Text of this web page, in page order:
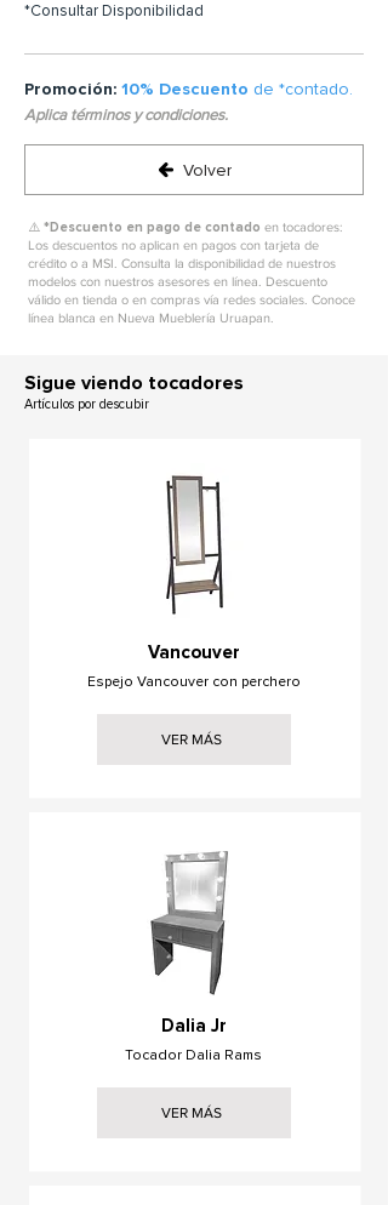
*Consultar Disponibilidad
Promoción: 10% Descuento de *contado.
Aplica términos y condiciones.
Volver
⚠️ *Descuento en pago de contado en tocadores:
Los descuentos no aplican en pagos con tarjeta de
crédito o a MSI. Consulta la disponibilidad de nuestros
modelos con nuestros asesores en línea. Descuento
válido en tienda o en compras vía redes sociales. Conoce
línea blanca en Nueva Mueblería Uruapan.
Sigue viendo tocadores
Artículos por descubir
Vancouver
Espejo Vancouver con perchero
VER MÁS
Dalia Jr
Tocador Dalia Rams
VER MÁS